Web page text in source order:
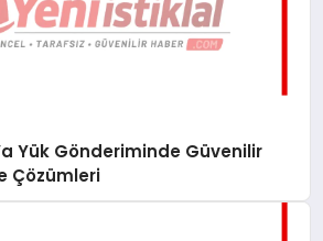
Yük Gönderiminde Güvenilir
Çözümleri